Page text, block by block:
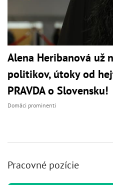
Alena Heribanová už
politikov, útoky od
PRAVDA o Slovensku!
Domáci prominenti
Pracovné pozície